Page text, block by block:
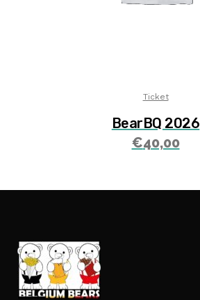
Ticket
BearBQ 2026
€40,00